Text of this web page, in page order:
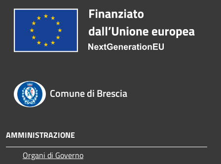
Comune di Brescia
AMMINISTRAZIONE
Organi di Governo